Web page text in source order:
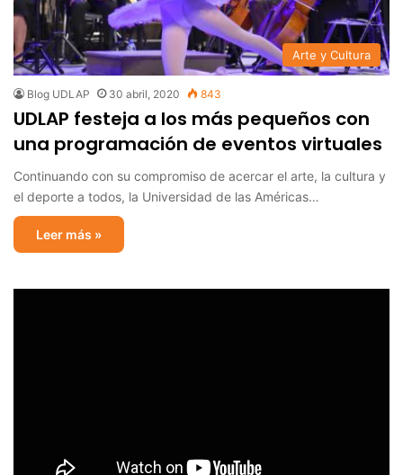
Arte y Cultura
Blog UDLAP 30 abril, 2020 843
UDLAP festeja a los más pequeños con
una programación de eventos virtuales
Continuando con su compromiso de acercar el arte, la cultura y
el deporte a todos, la Universidad de las Américas…
Leer más »